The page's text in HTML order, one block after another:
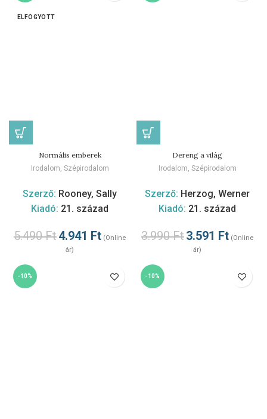
ELFOGYOTT
Normális emberek
Irodalom, Szépirodalom
Szerző: Rooney, Sally
Kiadó: 21. század
5.490Ft4.941 Ft (Online
ár)
Dereng a világ
Irodalom, Szépirodalom
Szerző: Herzog, Werner
Kiadó: 21. század
3.990Ft3.591 Ft (Online
ár)
-10% -10%